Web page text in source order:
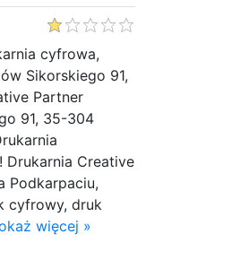
cyfrowa,
Sikorskiego 91,
Partner
91, 35-304
Drukarnia Creative
Podkarpaciu,
cyfrowy, druk
więcej »